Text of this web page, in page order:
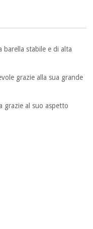
barella stabile e di alta
grazie alla sua grande
grazie al suo aspetto